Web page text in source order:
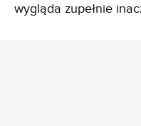
wygląda zupełnie